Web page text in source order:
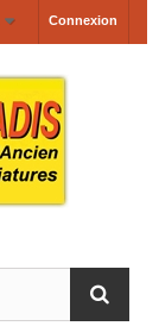
Connexion